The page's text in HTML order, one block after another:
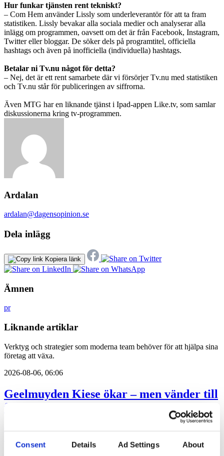
Consent Details Ad Settings About
Hur funkar tjänsten rent tekniskt?
– Com Hem använder Lissly som underleverantör för att ta fram
statistiken. Lissly bevakar alla sociala medier och analyserar alla
inlägg om programmen, oavsett om det är från Facebook, Instagram,
Twitter eller bloggar. De söker dels på programtitel, officiella
hashtags och även på inofficiella (individuella) hashtags.
Betalar ni Tv.nu något för detta?
– Nej, det är ett rent samarbete där vi försörjer Tv.nu med statistiken
och Tv.nu står för publiceringen av siffrorna.
Även MTG har en liknande tjänst i Ipad-appen Like.tv, som samlar
diskussionerna kring tv-programmen.
Ardalan
ardalan@dagensopinion.se
Dela inlägg
Kopiera länk
Ämnen
pr
Liknande artiklar
Verktyg och strategier som moderna team behöver för att hjälpa sina
företag att växa.
2026-08-06, 06:06
Geelmuyden Kiese ökar – men vänder till
förlust